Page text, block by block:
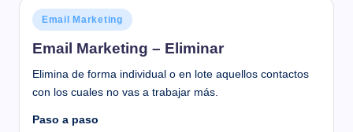
Publicado
en
Email Marketing
Email Marketing – Eliminar
Elimina de forma individual o en lote aquellos contactos
con los cuales no vas a trabajar más.
Paso a paso